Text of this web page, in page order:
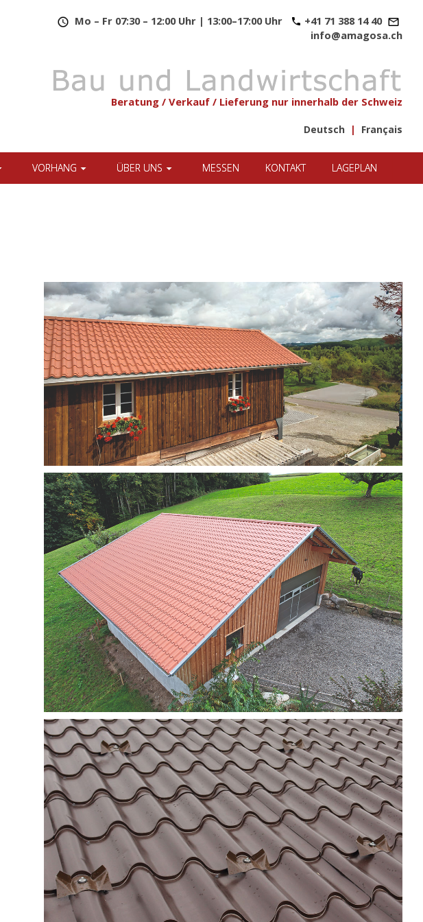
Mo – Fr 07:30 – 12:00 Uhr | 13:00–17:00 Uhr
+41 71 388 14 40
info@amagosa.ch
Beratung / Verkauf / Lieferung nur innerhalb der Schweiz
Deutsch | Français
VORHANG ÜBER UNS MESSEN KONTAKT LAGEPLAN